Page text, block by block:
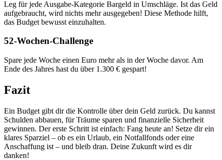
Leg für jede Ausgabe-Kategorie Bargeld in Umschläge. Ist das Geld
aufgebraucht, wird nichts mehr ausgegeben! Diese Methode hilft,
das Budget bewusst einzuhalten.
52-Wochen-Challenge
Spare jede Woche einen Euro mehr als in der Woche davor. Am
Ende des Jahres hast du über 1.300 € gespart!
Fazit
Ein Budget gibt dir die Kontrolle über dein Geld zurück. Du kannst
Schulden abbauen, für Träume sparen und finanzielle Sicherheit
gewinnen. Der erste Schritt ist einfach: Fang heute an! Setze dir ein
klares Sparziel – ob es ein Urlaub, ein Notfallfonds oder eine
Anschaffung ist – und bleib dran. Deine Zukunft wird es dir
danken!